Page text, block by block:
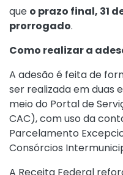
que o prazo final, 31
prorrogado.
Como realizar a
A adesão é feita de
ser realizada em duas
meio do Portal de
CAC), com uso da
Parcelamento
Consórcios